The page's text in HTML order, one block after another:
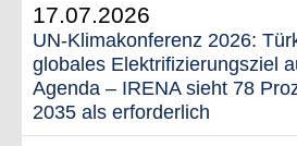
17.07.2026
UN-Klimakonferenz 2026:
globales Elektrifizierungsziel
Agenda – IRENA sieht 78
2035 als erforderlich